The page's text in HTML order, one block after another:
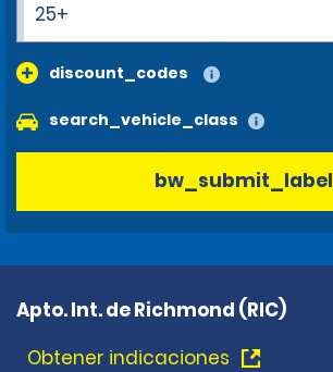
25+
discount_codes
search_vehicle_class
bw_submit_label
Apto. Int. de Richmond (RIC)
Obtener indicaciones